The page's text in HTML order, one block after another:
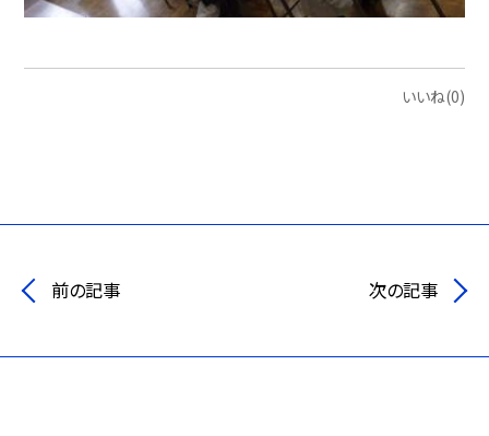
いいね(0)
前の記事 次の記事